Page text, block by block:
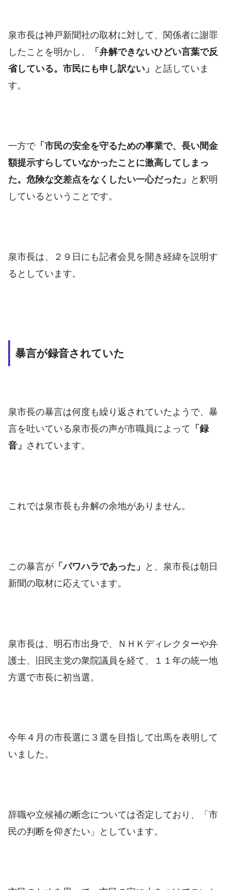
泉市長は神戸新聞社の取材に対して、関係者に謝罪
したことを明かし、
「弁解できないひどい言葉で反
省している。市民にも申し訳ない」
と話していま
す。
一方で「市民の安全を守るための事業で、長い間金
額提示すらしていなかったことに激高してしまっ
た。危険な交差点をなくしたい一心だった」
と釈明
しているということです。
泉市長は、２９日にも記者会見を開き経緯を説明す
るとしています。
暴言が録音されていた
泉市長の暴言は何度も繰り返されていたようで、暴
言を吐いている泉市長の声が市職員によって 「録
音」 されています。
これでは泉市長も弁解の余地がありません。
この暴言が 「パワハラであった」
と、泉市長は朝日
新聞の取材に応えています。
泉市長は、明石市出身で、ＮＨＫディレクターや弁
護士、旧民主党の衆院議員を経て、１１年の統一地
方選で市長に初当選。
今年４月の市長選に３選を目指して出馬を表明して
いました。
辞職や立候補の断念については否定しており、「市
民の判断を仰ぎたい」としています。